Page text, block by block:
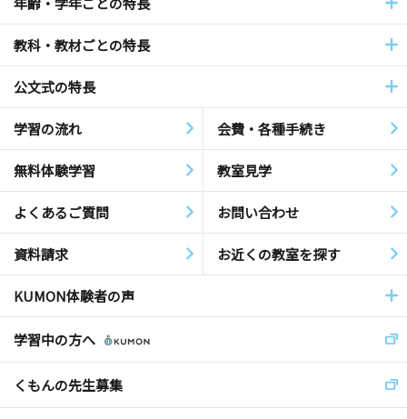
教科・教材ごとの特長
公文式の特長
学習の流れ 会費・各種手続き
無料体験学習 教室見学
よくあるご質問 お問い合わせ
資料請求 お近くの教室を探す
KUMON体験者の声
学習中の方へ
くもんの先生募集